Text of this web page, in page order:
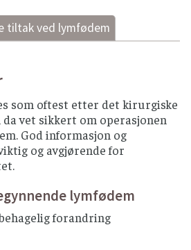
tiltak ved lymfødem
hudpleie og instruksjon
(1). Behandlingen
med
være omfattende i starten.
starter man gjerne med
med påfølgende
bein (1).
som oftest etter det kirurgiske
vet sikkert om operasjonen
God informasjon og
og avgjørende for
lymfødem
forandring